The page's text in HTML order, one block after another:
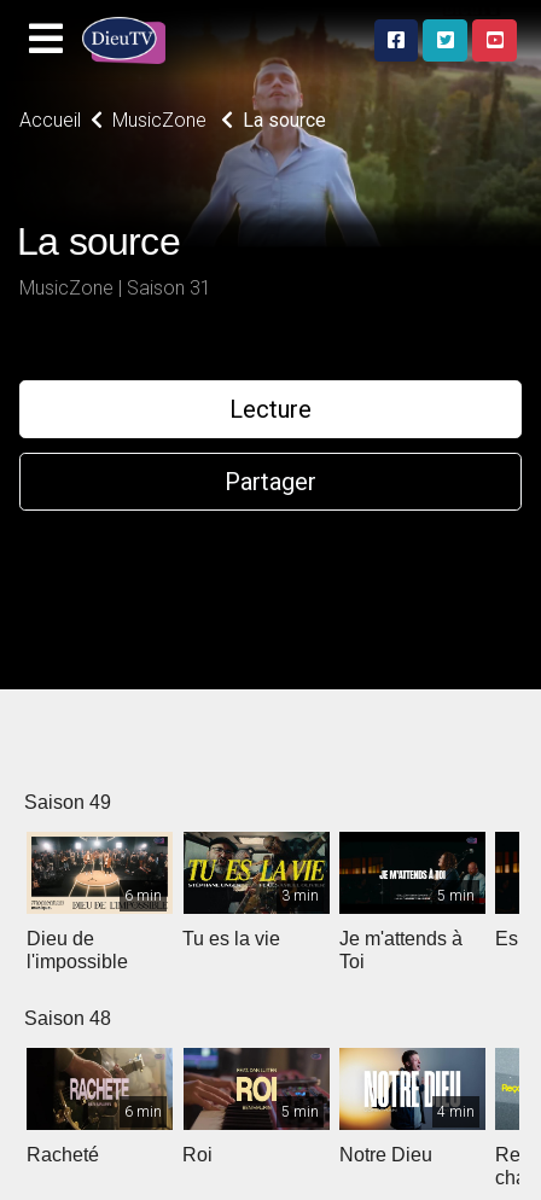
Accueil MusicZone La source
La source
MusicZone | Saison 31
Lecture
Partager
Saison 49
6 min
Dieu de
l'impossible
3 min
Tu es la vie
5 min
Je m'attends à
Toi
Saison 48
6 min
Racheté
5 min
Roi
4 min
Notre Dieu
chant